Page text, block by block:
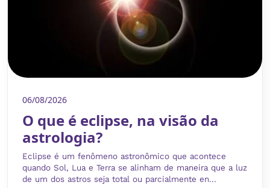
06/08/2026
O que é eclipse, na visão da
astrologia?
Eclipse é um fenômeno astronômico que acontece
quando Sol, Lua e Terra se alinham de maneira que a luz
de um dos astros seja total ou parcialmente en...